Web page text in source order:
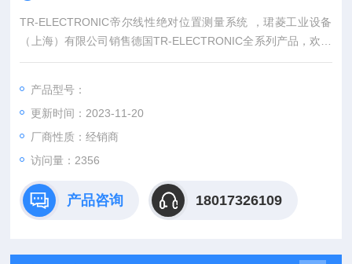
TR-ELECTRONIC帝尔线性绝对位置测量系统 ，珺菱工业设备
（上海）有限公司销售德国TR-ELECTRONIC全系列产品，欢迎
来确认。
产品型号：
更新时间：2023-11-20
厂商性质：经销商
访问量：2356
产品咨询 18017326109